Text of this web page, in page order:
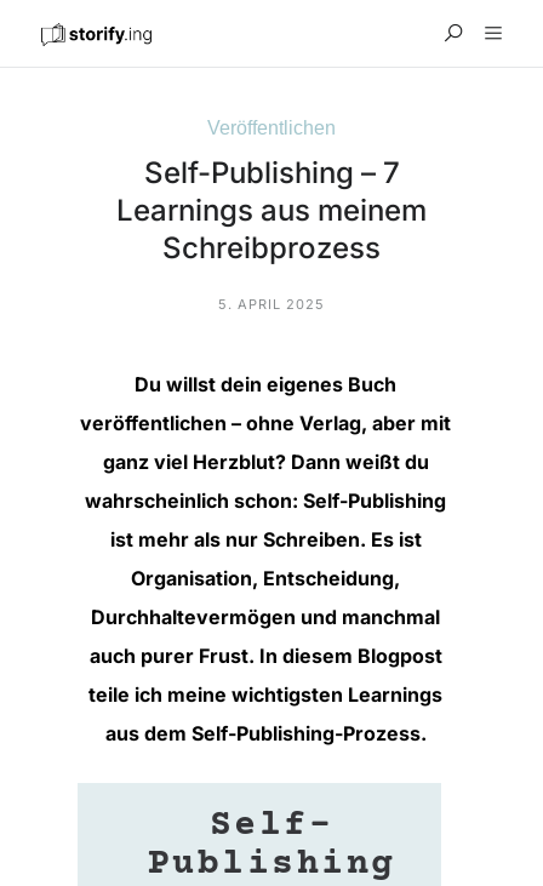
Veröffentlichen
Self-Publishing – 7
Learnings aus meinem
Schreibprozess
5. APRIL 2025
Du willst dein eigenes Buch
veröffentlichen – ohne Verlag, aber mit
ganz viel Herzblut? Dann weißt du
wahrscheinlich schon: Self-Publishing
ist mehr als nur Schreiben. Es ist
Organisation, Entscheidung,
Durchhaltevermögen und manchmal
auch purer Frust. In diesem Blogpost
teile ich meine wichtigsten Learnings
aus dem Self-Publishing-Prozess.
Self-
Publishing